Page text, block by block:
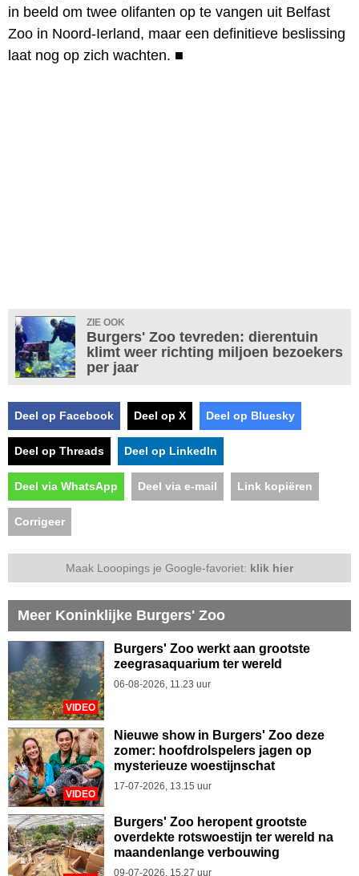
in beeld om twee olifanten op te vangen uit Belfast
Zoo in Noord-Ierland, maar een definitieve beslissing
laat nog op zich wachten. ■
ZIE OOK
Burgers' Zoo tevreden: dierentuin
klimt weer richting miljoen bezoekers
per jaar
Deel op Facebook Deel op X Deel op Bluesky
Deel op Threads Deel op LinkedIn
Deel via WhatsApp Deel via e-mail Link kopiëren
Corrigeer
Maak Looopings je Google-favoriet: klik hier
Meer Koninklijke Burgers' Zoo
VIDEO
Burgers' Zoo werkt aan grootste
zeegrasaquarium ter wereld
06-08-2026, 11.23 uur
VIDEO
Nieuwe show in Burgers' Zoo deze
zomer: hoofdrolspelers jagen op
mysterieuze woestijnschat
17-07-2026, 13.15 uur
Burgers' Zoo heropent grootste
overdekte rotswoestijn ter wereld na
maandenlange verbouwing
09-07-2026, 15.27 uur